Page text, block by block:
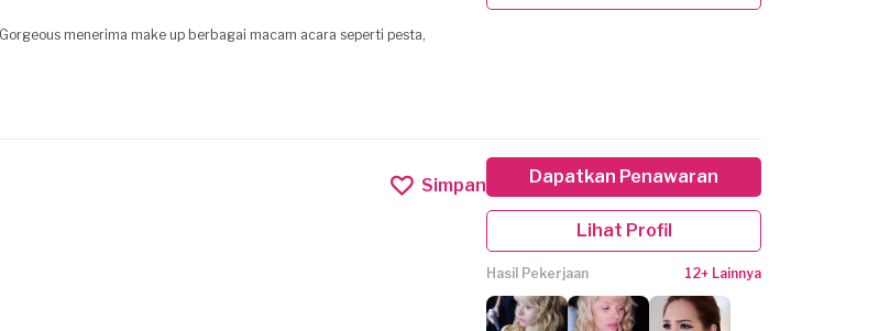
menerima make up berbagai macam acara seperti pesta,
Simpan Dapatkan Penawaran
Lihat Profil
Hasil Pekerjaan 12+ Lainnya